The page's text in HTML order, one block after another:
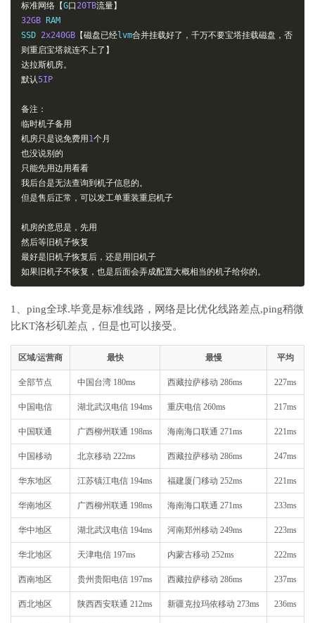
标准网络【G口20TB流量】
32GB RAM
SSD 2x240GB 【磁盘已经lvm合并挂载好了，千万不要宝塔挂载磁盘，否
则重启宝塔就连不上了】
达拉斯机房。
默认5IP
备注：
临时机子备用
机房只是说免费用 1个月
也没说别的
只能先用边用看看
我后台是无法查询到机子信息的。
但是售后正常，可以发工单重装重启机子
机房的意思是，先用
然后等旧机子恢复
最好是旧机子恢复后，还是用旧机子
如果旧机子不恢复，也是后面会弄成配置大概相当的机子给你的。
1、ping全球.毕竟是标准线路，网络是比优化线路差点,ping稍微
比KT洛杉矶差点，但是也可以接受。
区域/运营商 最快 最慢 平均
全部节点 中国台湾 180ms 西藏拉萨移动 286ms 227ms
中国电信 湖北武汉电信 194ms 重庆电信 260ms 217ms
中国联通 广西柳州联通 198ms 海南海口联通 271ms 221ms
中国移动 北京移动 222ms 西藏拉萨移动 286ms 247ms
华东地区 江苏镇江电信 194ms 福建厦门移动 252ms 221ms
华南地区 广西柳州联通 198ms 海南海口联通 271ms 233ms
华中地区 湖北武汉电信 194ms 河南郑州移动 249ms 223ms
华北地区 天津电信 197ms 内蒙古移动 252ms 222ms
西南地区 贵州贵阳电信 197ms 西藏拉萨移动 286ms 237ms
西北地区 陕西西安联通 212ms 新疆克拉玛依移动 273ms 236ms